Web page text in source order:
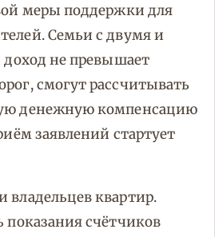
меры поддержки для
Семьи с двумя и
доход не превышает
смогут рассчитывать
денежную компенсацию
заявлений стартует
квартир.
показания счётчиков